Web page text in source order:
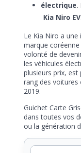
électrique.
Kia Niro EV.
Le Kia Niro a
marque coréenne
volonté de
les véhicules
plusieurs prix, est
rang des voitures
2019.
Guichet Carte
dans toutes vos
ou la génération